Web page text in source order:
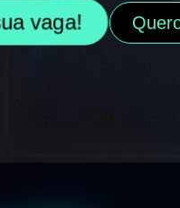
vaga!